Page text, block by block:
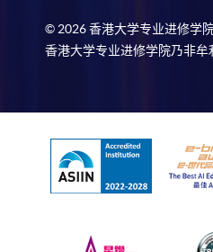
© 2026 香港大学专业进修学
香港大学专业进修学院乃非牟